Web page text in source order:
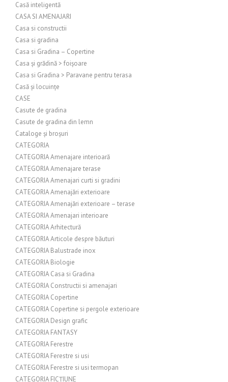
Casă inteligentă
CASA SI AMENAJARI
Casa si constructii
Casa si gradina
Casa si Gradina – Copertine
Casa și grădină > foișoare
Casa si Gradina > Paravane pentru terasa
Casă și locuințe
CASE
Casute de gradina
Casute de gradina din lemn
Cataloge și broșuri
CATEGORIA
CATEGORIA Amenajare interioară
CATEGORIA Amenajare terase
CATEGORIA Amenajari curti si gradini
CATEGORIA Amenajări exterioare
CATEGORIA Amenajări exterioare – terase
CATEGORIA Amenajari interioare
CATEGORIA Arhitectură
CATEGORIA Articole despre băuturi
CATEGORIA Balustrade inox
CATEGORIA Biologie
CATEGORIA Casa si Gradina
CATEGORIA Constructii si amenajari
CATEGORIA Copertine
CATEGORIA Copertine si pergole exterioare
CATEGORIA Design grafic
CATEGORIA FANTASY
CATEGORIA Ferestre
CATEGORIA Ferestre si usi
CATEGORIA Ferestre si usi termopan
CATEGORIA FICȚIUNE